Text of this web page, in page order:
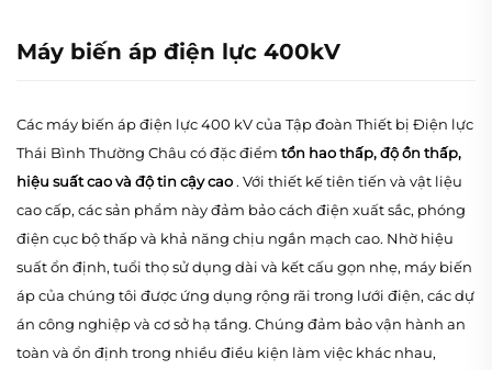
Máy biến áp điện lực 400kV
Các máy biến áp điện lực 400 kV của Tập đoàn Thiết bị Điện lực
Thái Bình Thường Châu có đặc điểm tổn hao thấp, độ ồn thấp,
hiệu suất cao và độ tin cậy cao . Với thiết kế tiên tiến và vật liệu
cao cấp, các sản phẩm này đảm bảo cách điện xuất sắc, phóng
điện cục bộ thấp và khả năng chịu ngắn mạch cao. Nhờ hiệu
suất ổn định, tuổi thọ sử dụng dài và kết cấu gọn nhẹ, máy biến
áp của chúng tôi được ứng dụng rộng rãi trong lưới điện, các dự
án công nghiệp và cơ sở hạ tầng. Chúng đảm bảo vận hành an
toàn và ổn định trong nhiều điều kiện làm việc khác nhau,